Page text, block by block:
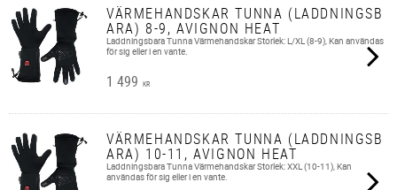
VÄRMEHANDSKAR TUNNA (LADDNINGSB
ARA) 8-9, AVIGNON HEAT
Laddningsbara Tunna Värmehandskar Storlek: L/XL (8-9), Kan användas
för sig eller i en vante.
1 499 KR
VÄRMEHANDSKAR TUNNA (LADDNINGSB
ARA) 10-11, AVIGNON HEAT
Laddningsbara Tunna Värmehandskar Storlek: XXL (10-11), Kan
användas för sig eller i en vante.